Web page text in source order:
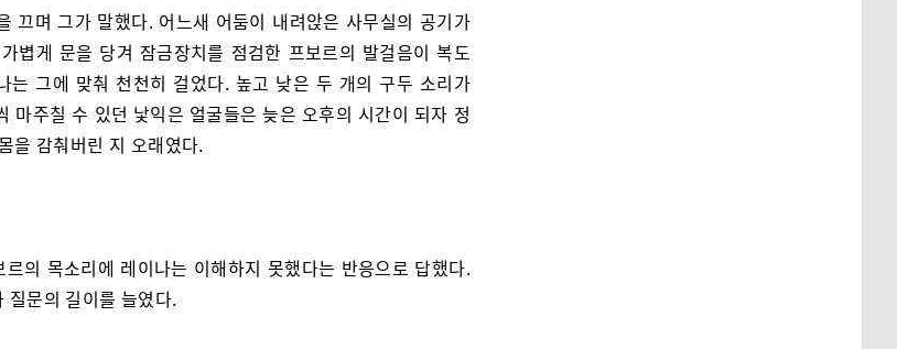
끄며 그가 말했다. 어느새 어둠이 내려앉은 사무실의 공기가
볍게 문을 당겨 잠금장치를 점검한 프보르의 발걸음이 복도
는 그에 맞춰 천천히 걸었다. 높고 낮은 두 개의 구두 소리가
마주칠 수 있던 낯익은 얼굴들은 늦은 오후의 시간이 되자 정
을 감춰버린 지 오래였다.
의 목소리에 레이나는 이해하지 못했다는 반응으로 답했다.
질문의 길이를 늘였다.